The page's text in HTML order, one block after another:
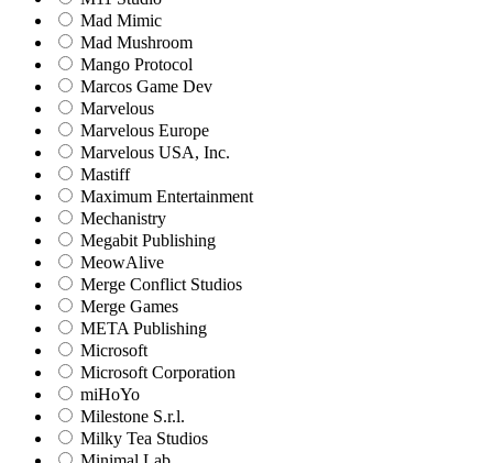
Mad Mimic
Mad Mushroom
Mango Protocol
Marcos Game Dev
Marvelous
Marvelous Europe
Marvelous USA, Inc.
Mastiff
Maximum Entertainment
Mechanistry
Megabit Publishing
MeowAlive
Merge Conflict Studios
Merge Games
META Publishing
Microsoft
Microsoft Corporation‬
miHoYo
Milestone S.r.l.
Milky Tea Studios